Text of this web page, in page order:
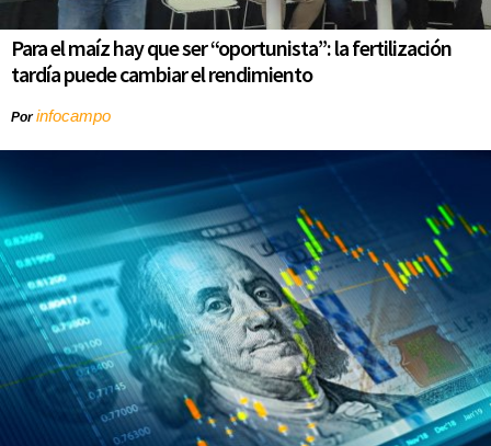
Para el maíz hay que ser “oportunista”: la fertilización
tardía puede cambiar el rendimiento
Porinfocampo